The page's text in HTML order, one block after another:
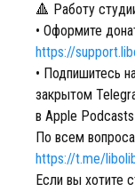
🔺 Работу
• Оформите
https://
• Подпишитесь
закрытом
в Apple Podcasts
По всем
https://t.me/
Если вы хотите